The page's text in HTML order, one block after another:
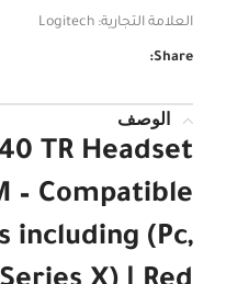
العلامة التجارية: Logitech
Share:
الوصف
TR Headset
– Compatible
(Pc,